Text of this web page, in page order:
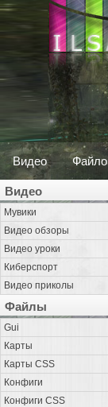
Видео
Видео
Мувики
Видео обзоры
Видео уроки
Киберспорт
Видео приколы
Файлы
Gui
Карты
Карты CSS
Конфиги
Конфиги CSS